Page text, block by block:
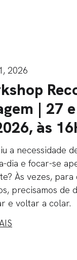
2026
| 27
às
a necessidade
dia e focar-se
Às vezes,
precisamos de
e voltar a colar.